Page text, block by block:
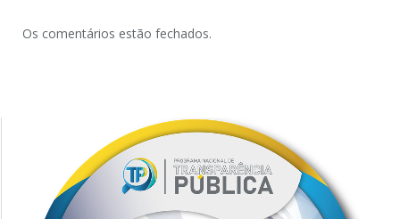
Os comentários estão fechados.